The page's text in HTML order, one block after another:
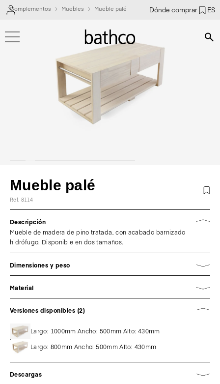
Dónde comprar ES
Complementos Muebles Mueble palé
Mueble palé
Ref. 8114
Descripción
Mueble de madera de pino tratada, con acabado barnizado
hidrófugo. Disponible en dos tamaños.
Dimensiones y peso
Material
Versiones disponibles (2)
Largo: 1000mm Ancho: 500mm Alto: 430mm
Largo: 800mm Ancho: 500mm Alto: 430mm
Descargas